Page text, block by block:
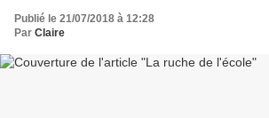
Publié le 21/07/2018 à 12:28
Par Claire